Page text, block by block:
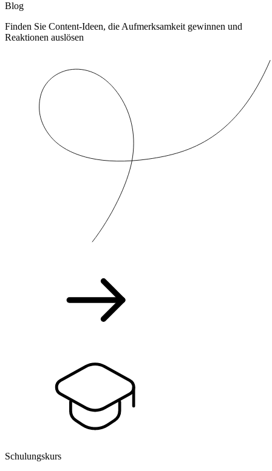
Blog
Finden Sie Content-Ideen, die Aufmerksamkeit gewinnen und
Reaktionen auslösen
Schulungskurs